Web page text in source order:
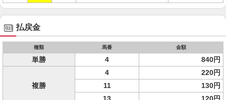
払戻金
種類 馬番 金額
単勝 4 840円
複勝
4
220円
11
130円